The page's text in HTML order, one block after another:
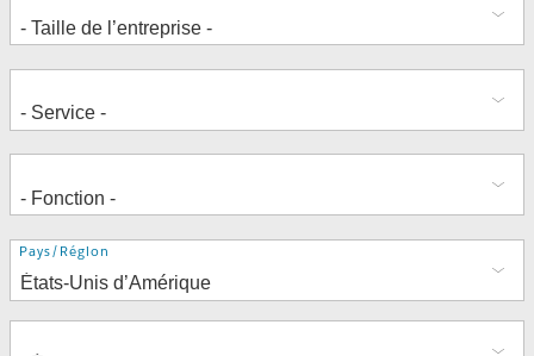
Adresse
Pays/Région